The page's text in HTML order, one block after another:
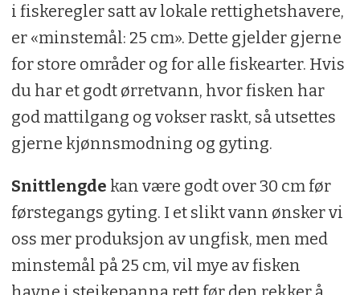
i fiskeregler satt av lokale rettighetshavere,
er «minstemål: 25 cm». Dette gjelder gjerne
for store områder og for alle fiskearter. Hvis
du har et godt ørretvann, hvor fisken har
god mattilgang og vokser raskt, så utsettes
gjerne kjønnsmodning og gyting.
Snittlengde kan være godt over 30 cm før
førstegangs gyting. I et slikt vann ønsker vi
oss mer produksjon av ungfisk, men med
minstemål på 25 cm, vil mye av fisken